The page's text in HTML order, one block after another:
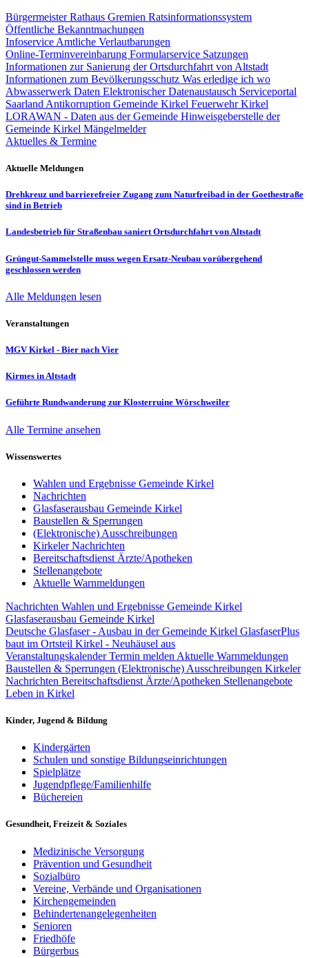
BürgermeisterRathaus Gremien Ratsinformationssystem
Öffentliche Bekanntmachungen
Infoservice Amtliche Verlautbarungen
Online-Terminvereinbarung Formularservice Satzungen
Informationen zur Sanierung der Ortsdurchfahrt von Altstadt
Informationen zum Bevölkerungsschutz Was erledige ich wo
Abwasserwerk Daten Elektronischer Datenaustausch Serviceportal
Saarland Antikorruption Gemeinde Kirkel Feuerwehr Kirkel
LORAWAN - Daten aus der Gemeinde Hinweisgeberstelle der
Gemeinde Kirkel Mängelmelder
Aktuelles & Termine
Aktuelle Meldungen
Drehkreuz und barrierefreier Zugang zum Naturfreibad in der Goethestraße
sind in Betrieb
Landesbetrieb für Straßenbau saniert Ortsdurchfahrt von Altstadt
Grüngut-Sammelstelle muss wegen Ersatz-Neubau vorübergehend
geschlossen werden
Alle Meldungen lesen
Veranstaltungen
MGV Kirkel - Bier nach Vier
Kirmes in Altstadt
Geführte Rundwanderung zur Klosterruine Wörschweiler
Alle Termine ansehen
Wissenswertes
Wahlen und Ergebnisse Gemeinde Kirkel
Nachrichten
Glasfaserausbau Gemeinde Kirkel
Baustellen & Sperrungen
(Elektronische) Ausschreibungen
Kirkeler Nachrichten
Bereitschaftsdienst Ärzte/Apotheken
Stellenangebote
Aktuelle Warnmeldungen
Nachrichten Wahlen und Ergebnisse Gemeinde Kirkel
Glasfaserausbau Gemeinde Kirkel
Deutsche Glasfaser - Ausbau in der Gemeinde Kirkel GlasfaserPlus
baut im Ortsteil Kirkel - Neuhäusel aus
VeranstaltungskalenderTermin melden Aktuelle Warnmeldungen
Baustellen & Sperrungen (Elektronische) Ausschreibungen Kirkeler
Nachrichten Bereitschaftsdienst Ärzte/Apotheken Stellenangebote
Leben in Kirkel
Kinder, Jugend & Bildung
Kindergärten
Schulen und sonstige Bildungseinrichtungen
Spielplätze
Jugendpflege/Familienhilfe
Büchereien
Gesundheit, Freizeit & Soziales
Medizinische Versorgung
Prävention und Gesundheit
Sozialbüro
Vereine, Verbände und Organisationen
Kirchengemeinden
Behindertenangelegenheiten
Senioren
Friedhöfe
Bürgerbus